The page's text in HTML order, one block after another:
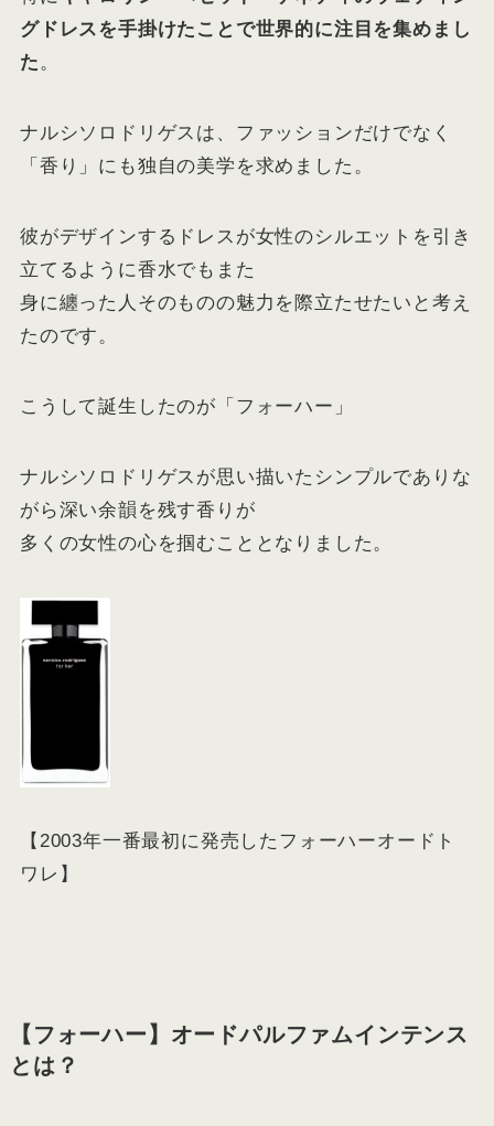
グドレスを手掛けたことで世界的に注目を集めまし
た。
ナルシソロドリゲスは、ファッションだけでなく
「香り」にも独自の美学を求めました。
彼がデザインするドレスが女性のシルエットを引き
立てるように香水でもまた
身に纏った人そのものの魅力を際立たせたいと考え
たのです。
こうして誕生したのが「フォーハー」
ナルシソロドリゲスが思い描いたシンプルでありな
がら深い余韻を残す香りが
多くの女性の心を掴むこととなりました。
【2003年一番最初に発売したフォーハーオードト
ワレ】
【フォーハー】オードパルファムインテンス
とは？